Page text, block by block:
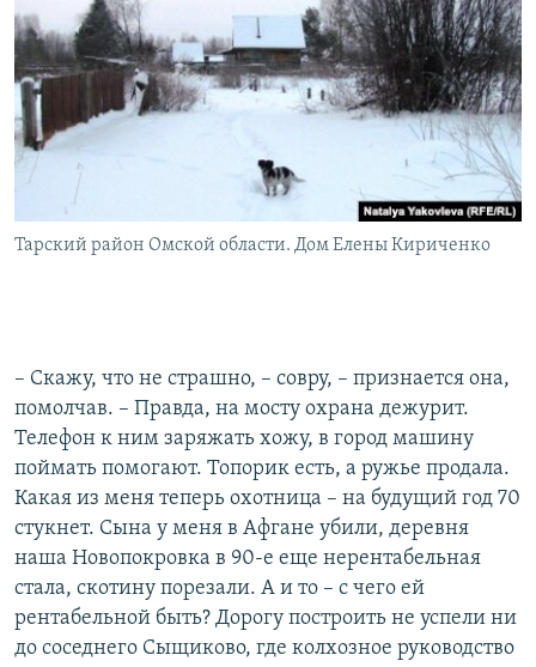
Тарский район Омской области. Дом Елены Кириченко
– Скажу, что не страшно, – совру, – признается она,
помолчав. – Правда, на мосту охрана дежурит.
Телефон к ним заряжать хожу, в город машину
поймать помогают. Топорик есть, а ружье продала.
Какая из меня теперь охотница – на будущий год 70
стукнет. Сына у меня в Афгане убили, деревня
наша Новопокровка в 90-е еще нерентабельная
стала, скотину порезали. А и то – с чего ей
рентабельной быть? Дорогу построить не успели ни
до соседнего Сыщиково, где колхозное руководство